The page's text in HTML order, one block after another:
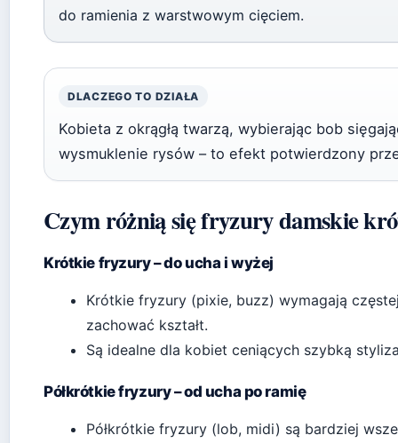
do ramienia z warstwowym cięciem.
DLACZEGO TO DZIAŁA
Kobieta z okrągłą twarzą, wybierając bob
wysmuklenie rysów – to efekt potwierdzony
Czym różnią się fryzury damskie
Krótkie fryzury – do ucha i wyżej
Krótkie fryzury (pixie, buzz) wymagają
zachować kształt.
Są idealne dla kobiet ceniących szybką
Półkrótkie fryzury – od ucha po ramię
Półkrótkie fryzury (lob, midi) są bardziej